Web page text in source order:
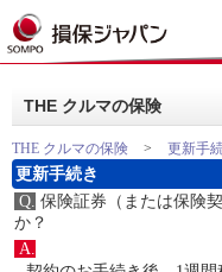
THE クルマの保険
THE クルマの保険 > 更新手
更新手続き
Q. 保険証券（または保険
か？
A.